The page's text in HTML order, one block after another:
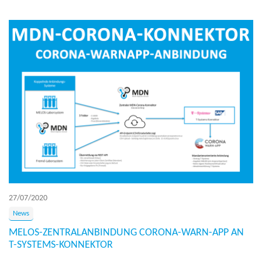
27/07/2020
News
MELOS-ZENTRALANBINDUNG CORONA-WARN-APP AN
T-SYSTEMS-KONNEKTOR